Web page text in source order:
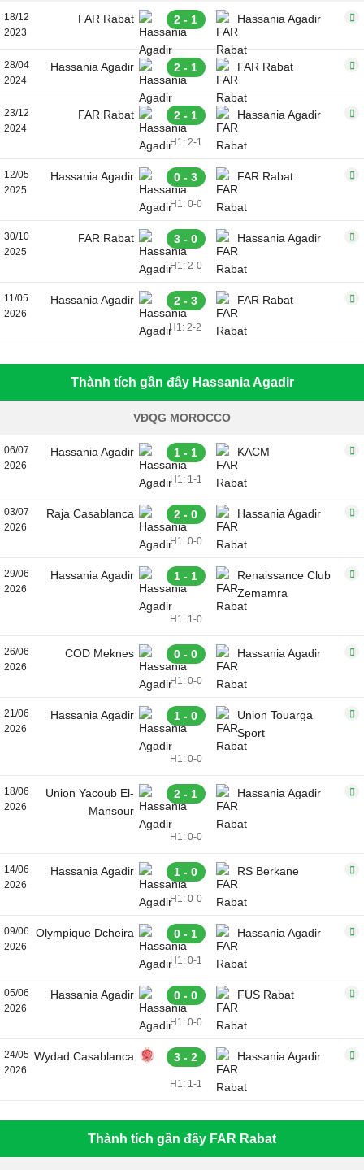
18/12
2023
FAR Rabat 2 - 1 Hassania Agadir
28/04
2024
Hassania Agadir 2 - 1 FAR Rabat
23/12
2024
FAR Rabat 2 - 1 Hassania Agadir
H1: 2-1
12/05
2025
Hassania Agadir 0 - 3 FAR Rabat
H1: 0-0
30/10
2025
FAR Rabat 3 - 0 Hassania Agadir
H1: 2-0
11/05
2026
Hassania Agadir 2 - 3 FAR Rabat
H1: 2-2
Thành tích gần đây Hassania Agadir
VĐQG MOROCCO
06/07
2026
Hassania Agadir 1 - 1 KACM
H1: 1-1
03/07
2026
Raja Casablanca 2 - 0 Hassania Agadir
H1: 0-0
29/06
2026
Hassania Agadir 1 - 1
Renaissance Club
Zemamra
H1: 1-0
26/06
2026
COD Meknes 0 - 0 Hassania Agadir
H1: 0-0
21/06
2026
Hassania Agadir 1 - 0
Union Touarga
Sport
H1: 0-0
18/06
2026
Union Yacoub El-
Mansour
2 - 1 Hassania Agadir
H1: 0-0
14/06
2026
Hassania Agadir 1 - 0 RS Berkane
H1: 0-0
09/06
2026
Olympique Dcheira 0 - 1 Hassania Agadir
H1: 0-1
05/06
2026
Hassania Agadir 0 - 0 FUS Rabat
H1: 0-0
24/05
2026
Wydad Casablanca 3 - 2 Hassania Agadir
H1: 1-1
Thành tích gần đây FAR Rabat